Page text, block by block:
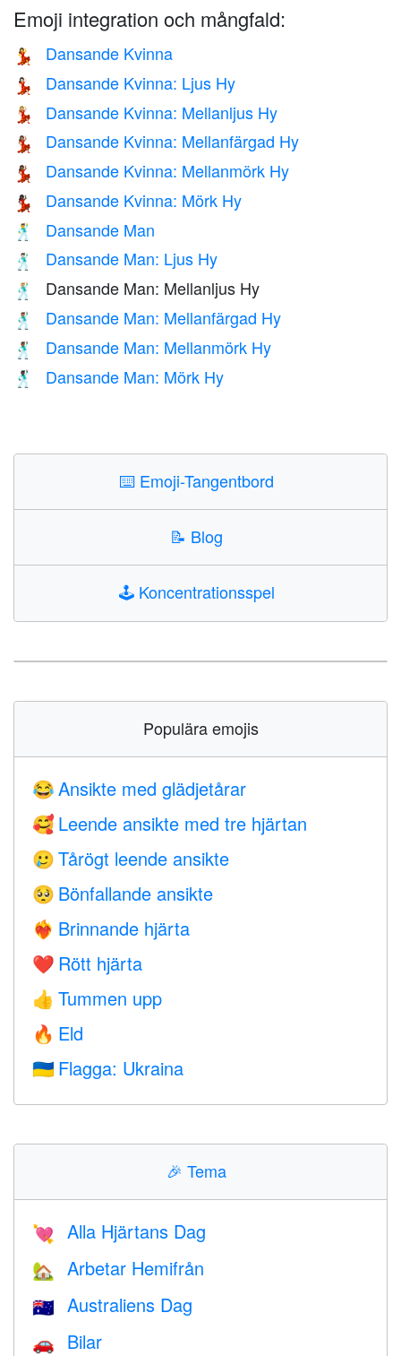
Emoji integration och mångfald:
💃 Dansande Kvinna
💃🏻 Dansande Kvinna: Ljus Hy
💃🏼 Dansande Kvinna: Mellanljus Hy
💃🏽 Dansande Kvinna: Mellanfärgad Hy
💃🏾 Dansande Kvinna: Mellanmörk Hy
💃🏿 Dansande Kvinna: Mörk Hy
🕺 Dansande Man
🕺🏻 Dansande Man: Ljus Hy
🕺🏼 Dansande Man: Mellanljus Hy
🕺🏽 Dansande Man: Mellanfärgad Hy
🕺🏾 Dansande Man: Mellanmörk Hy
🕺🏿 Dansande Man: Mörk Hy
⌨️ Emoji-Tangentbord
📝 Blog
🕹️ Koncentrationsspel
Populära emojis
😂 Ansikte med glädjetårar
🥰 Leende ansikte med tre hjärtan
🥲 Tårögt leende ansikte
🥺 Bönfallande ansikte
❤️‍🔥 Brinnande hjärta
❤️ Rött hjärta
👍 Tummen upp
🔥 Eld
🇺🇦 Flagga: Ukraina
🎉 Tema
💘 Alla Hjärtans Dag
🏡 Arbetar Hemifrån
🇦🇺 Australiens Dag
🚗 Bilar